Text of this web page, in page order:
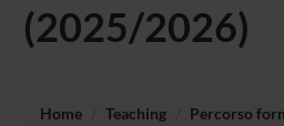
(2025/2026)
Home Teaching
Percorso